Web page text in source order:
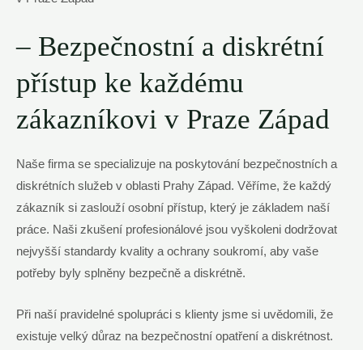
– Bezpečnostní a ‌diskrétní
přístup ke každému
zákazníkovi‌ v ​Praze ‌Západ
Naše firma se specializuje na poskytování bezpečnostních a
diskrétních služeb v oblasti Prahy‍ Západ. ‌Věříme, že každý‍
zákazník si zaslouží osobní přístup, který je základem⁣ naší
práce. Naši ​zkušení profesionálové jsou ⁤vyškoleni dodržovat
‍nejvyšší⁣ standardy kvality a ochrany soukromí, aby vaše
potřeby byly splněny bezpečně a⁣ diskrétně.
Při naší pravidelné spolupráci⁤ s klienty jsme si uvědomili, že
existuje velký důraz na bezpečnostní opatření ⁢a​ diskrétnost.